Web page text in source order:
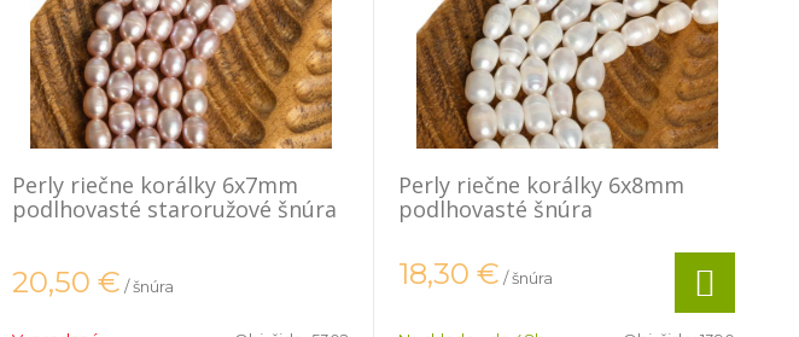
Perly riečne korálky 6x7mm
podlhovasté staroružové šnúra
20,50 € / šnúra
Perly riečne korálky 6x8mm
podlhovasté šnúra
18,30 € / šnúra